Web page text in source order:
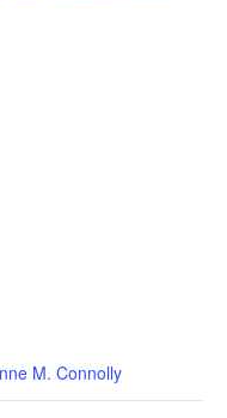
M. Connolly